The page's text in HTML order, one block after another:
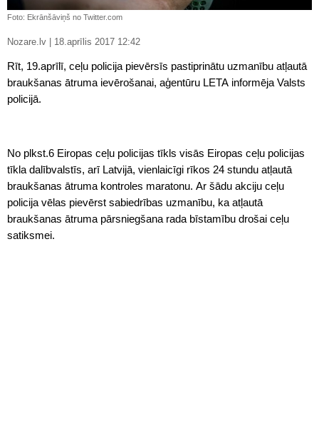
Foto: Ekrānšāviņš no Twitter.com
Nozare.lv | 18.aprīlis 2017 12:42
Rīt, 19.aprīlī, ceļu policija pievērsīs pastiprinātu uzmanību atļautā
braukšanas ātruma ievērošanai, aģentūru LETA informēja Valsts
policijā.
No plkst.6 Eiropas ceļu policijas tīkls visās Eiropas ceļu policijas
tīkla dalībvalstīs, arī Latvijā, vienlaicīgi rīkos 24 stundu atļautā
braukšanas ātruma kontroles maratonu. Ar šādu akciju ceļu
policija vēlas pievērst sabiedrības uzmanību, ka atļautā
braukšanas ātruma pārsniegšana rada bīstamību drošai ceļu
satiksmei.